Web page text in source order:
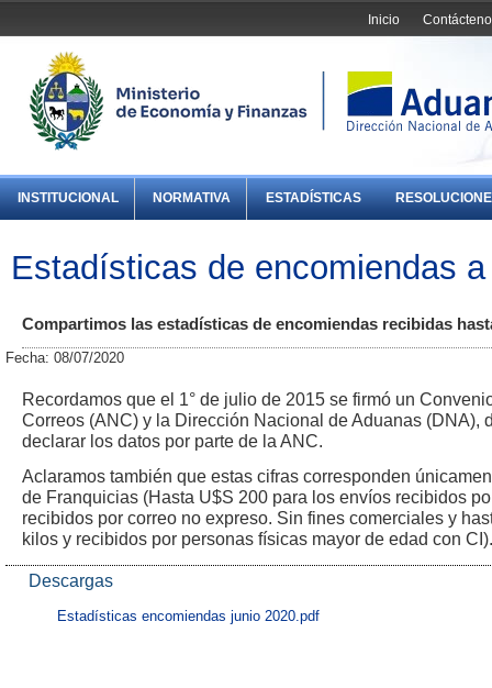
Inicio
INSTITUCIONAL NORMATIVA ESTADÍSTICAS
Estadísticas de encomiendas
Compartimos las estadísticas de encomiendas recibidas
Fecha: 08/07/2020
Recordamos que el 1° de julio de 2015 se firmó un
Correos (ANC) y la Dirección Nacional de Aduanas (DNA),
declarar los datos por parte de la ANC.
Aclaramos también que estas cifras corresponden
de Franquicias (Hasta U$S 200 para los envíos recibidos
recibidos por correo no expreso. Sin fines comerciales y
kilos y recibidos por personas físicas mayor de edad con CI).
Descargas
Estadísticas encomiendas junio 2020.pdf